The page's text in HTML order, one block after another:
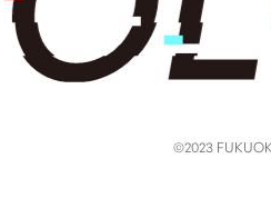
©2023